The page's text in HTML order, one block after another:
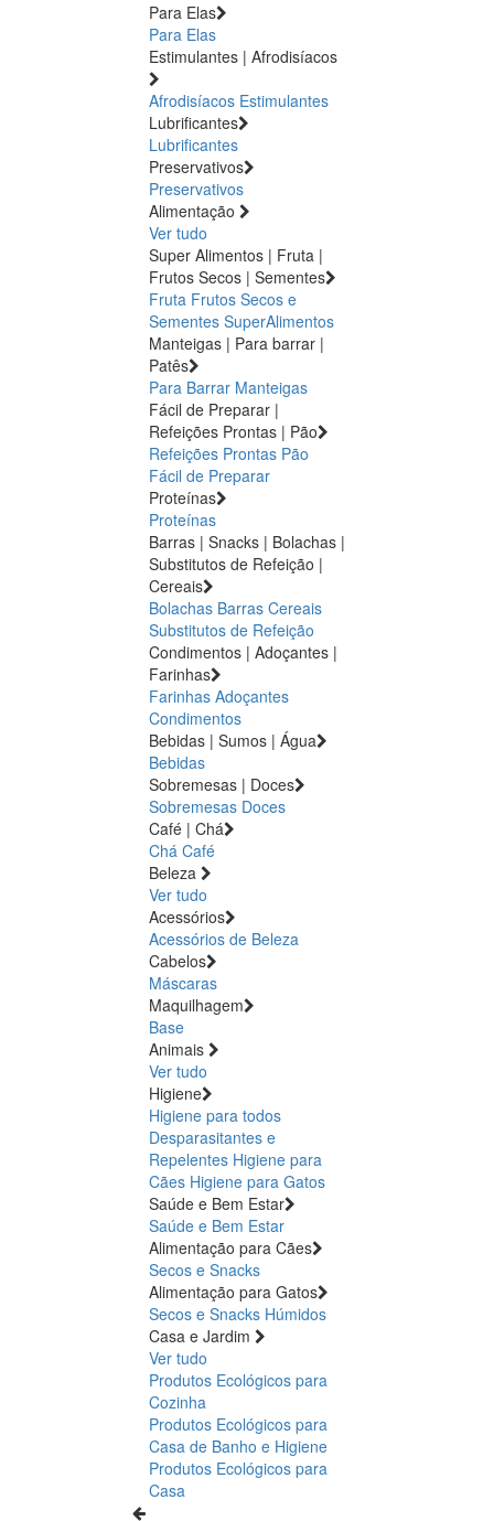
Para Elas
Para Elas
Estimulantes | Afrodisíacos
Afrodisíacos Estimulantes
Lubrificantes
Lubrificantes
Preservativos
Preservativos
Alimentação
Ver tudo
Super Alimentos | Fruta |
Frutos Secos | Sementes
Fruta Frutos Secos e
Sementes SuperAlimentos
Manteigas | Para barrar |
Patês
Para Barrar Manteigas
Fácil de Preparar |
Refeições Prontas | Pão
Refeições Prontas Pão
Fácil de Preparar
Proteínas
Proteínas
Barras | Snacks | Bolachas |
Substitutos de Refeição |
Cereais
Bolachas Barras Cereais
Substitutos de Refeição
Condimentos | Adoçantes |
Farinhas
Farinhas Adoçantes
Condimentos
Bebidas | Sumos | Água
Bebidas
Sobremesas | Doces
Sobremesas Doces
Café | Chá
Chá Café
Beleza
Ver tudo
Acessórios
Acessórios de Beleza
Cabelos
Máscaras
Maquilhagem
Base
Animais
Ver tudo
Higiene
Higiene para todos
Desparasitantes e
Repelentes Higiene para
Cães Higiene para Gatos
Saúde e Bem Estar
Saúde e Bem Estar
Alimentação para Cães
Secos e Snacks
Alimentação para Gatos
Secos e Snacks Húmidos
Casa e Jardim
Ver tudo
Produtos Ecológicos para
Cozinha
Produtos Ecológicos para
Casa de Banho e Higiene
Produtos Ecológicos para
Casa